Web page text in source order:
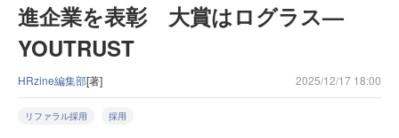
進企業を表彰 大賞はログラス—
YOUTRUST
HRzine編集部[著] 2025/12/17 18:00
リファラル採用 採用